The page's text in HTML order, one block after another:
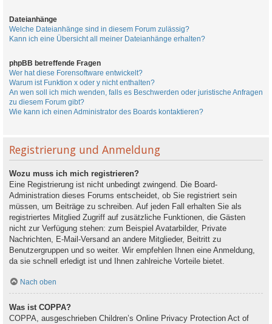
Dateianhänge
Welche Dateianhänge sind in diesem Forum zulässig?
Kann ich eine Übersicht all meiner Dateianhänge erhalten?
phpBB betreffende Fragen
Wer hat diese Forensoftware entwickelt?
Warum ist Funktion x oder y nicht enthalten?
An wen soll ich mich wenden, falls es Beschwerden oder juristische Anfragen
zu diesem Forum gibt?
Wie kann ich einen Administrator des Boards kontaktieren?
Registrierung und Anmeldung
Wozu muss ich mich registrieren?
Eine Registrierung ist nicht unbedingt zwingend. Die Board-
Administration dieses Forums entscheidet, ob Sie registriert sein
müssen, um Beiträge zu schreiben. Auf jeden Fall erhalten Sie als
registriertes Mitglied Zugriff auf zusätzliche Funktionen, die Gästen
nicht zur Verfügung stehen: zum Beispiel Avatarbilder, Private
Nachrichten, E-Mail-Versand an andere Mitglieder, Beitritt zu
Benutzergruppen und so weiter. Wir empfehlen Ihnen eine Anmeldung,
da sie schnell erledigt ist und Ihnen zahlreiche Vorteile bietet.
Nach oben
Was ist COPPA?
COPPA, ausgeschrieben Children’s Online Privacy Protection Act of